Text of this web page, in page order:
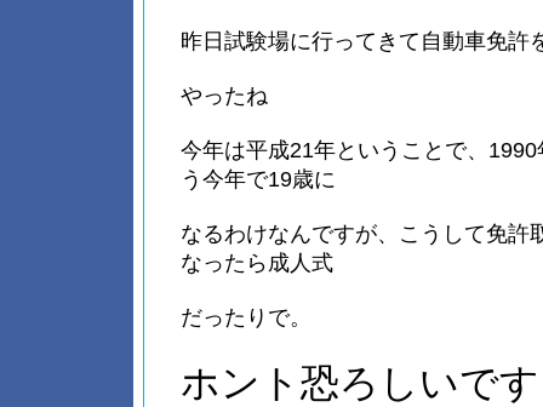
昨日試験場に行ってきて自動車免許
やったね
今年は平成21年ということで、
う今年で19歳に
なるわけなんですが、こうして免許
なったら成人式
だったりで。
ホント恐ろしいで